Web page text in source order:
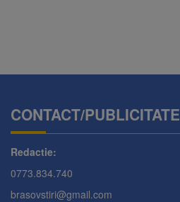
CONTACT/PUBLICITATE
Redactie:
0773.834.740
brasovstiri@gmail.com